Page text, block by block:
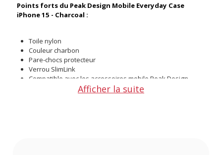
Points forts du Peak Design Mobile Everyday Case
iPhone 15 - Charcoal :
Toile nylon
Couleur charbon
Pare-chocs protecteur
Verrou SlimLink
Compatible avec les accessoires mobile Peak Design
Compatible technologie Apple MagSafe
Afficher la suite